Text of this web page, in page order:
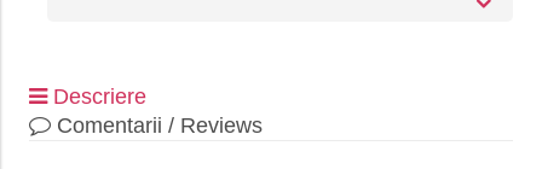
Descriere
Comentarii / Reviews